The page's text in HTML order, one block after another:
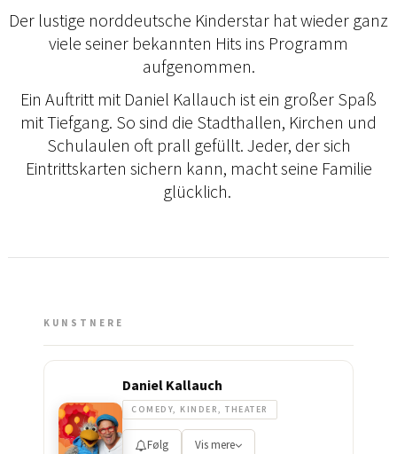
Der lustige norddeutsche Kinderstar hat wieder ganz
viele seiner bekannten Hits ins Programm
aufgenommen.
Ein Auftritt mit Daniel Kallauch ist ein großer Spaß
mit Tiefgang. So sind die Stadthallen, Kirchen und
Schulaulen oft prall gefüllt. Jeder, der sich
Eintrittskarten sichern kann, macht seine Familie
glücklich.
KUNSTNERE
Daniel Kallauch
COMEDY, KINDER, THEATER
Følg Vis mere